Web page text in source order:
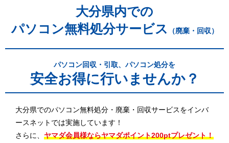
大分県内での
パソコン無料処分サービス
（廃棄・回収）
パソコン回収・引取、パソコン処分を
安全お得に行いませんか？
大分県でのパソコン無料処分・廃棄・回収サービスをインバ
ースネットでは実施しています！
さらに、 ヤマダ会員様ならヤマダポイント200ptプレゼント！